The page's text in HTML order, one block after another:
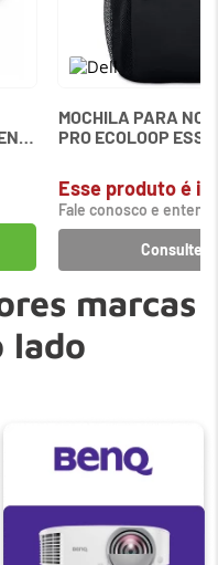
MOCHILA PARA
PRO ECOLOOP
Esse produto é
Fale conosco e
Consulte
marcas
lado